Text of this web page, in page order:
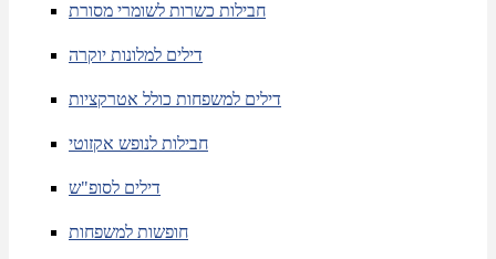
חבילות כשרות לשומרי מסורת
דילים למלונות יוקרה
דילים למשפחות כולל אטרקציות
חבילות לנופש אקזוטי
דילים לסופ"ש
חופשות למשפחות